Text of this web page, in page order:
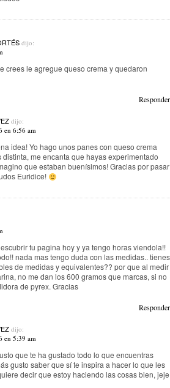
dijo:
crees le agregue queso crema y quedaron
Responder
dijo:
en 6:56 am
idea! Yo hago unos panes con queso crema
distinta, me encanta que hayas experimentado
que estaban buenísimos! Gracias por pasar
Euridice!
tu pagina hoy y ya tengo horas viendola!!
nada mas tengo duda con las medidas.. tienes
de medidas y equivalentes?? por que al medir
no me dan los 600 gramos que marcas, si no
de pyrex. Gracias
Responder
dijo:
en 5:39 am
que te ha gustado todo lo que encuentras
gusto saber que sí te inspira a hacer lo que les
decir que estoy haciendo las cosas bien, jeje